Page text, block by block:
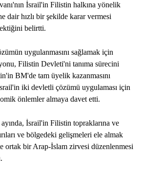
İsrail'in Filistin halkına yönelik
dair hızlı bir şekilde karar vermesi
belirtti.
uygulanmasını sağlamak için
Filistin Devleti'ni tanıma sürecini
BM'de tam üyelik kazanmasını
iki devletli çözümü uygulaması için
önlemler almaya davet etti.
İsrail'in Filistin topraklarına ve
ve bölgedeki gelişmeleri ele almak
ortak bir Arap-İslam zirvesi düzenlenmesi